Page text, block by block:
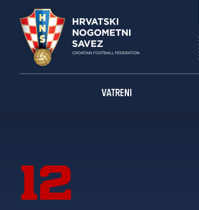
VATRENI
12